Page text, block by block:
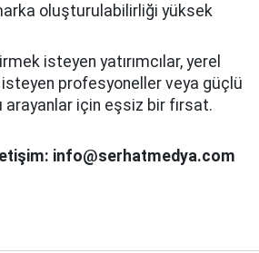
oluşturulabilirliği yüksek
isteyen yatırımcılar, yerel
isteyen profesyoneller veya güçlü
için eşsiz bir fırsat.
info@serhatmedya.com